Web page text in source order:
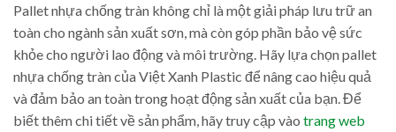
Pallet nhựa chống tràn không chỉ là một giải pháp lưu trữ an
toàn cho ngành sản xuất sơn, mà còn góp phần bảo vệ sức
khỏe cho người lao động và môi trường. Hãy lựa chọn pallet
nhựa chống tràn của Việt Xanh Plastic để nâng cao hiệu quả
và đảm bảo an toàn trong hoạt động sản xuất của bạn. Để
biết thêm chi tiết về sản phẩm, hãy truy cập vào trang web